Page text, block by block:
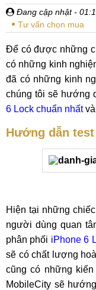
Đang cập nhật -
Tư vấn chọn mua
Để có được những
có những kinh
đã có những kinh
chúng tôi sẽ hướng
6 Lock chuẩn nhấtvà
Hướng dẫn
Hiện tại những
người dùng quan
phân phối iPhone 6
sẽ có chất lượng
cũng có những
MobileCity sẽ